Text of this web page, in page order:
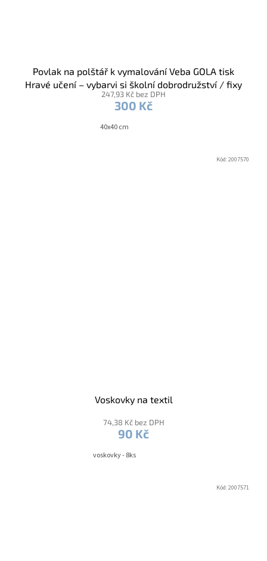
Povlak na polštář k vymalování Veba GOLA tisk
Hravé učení – vybarvi si školní dobrodružství / fixy
247,93 Kč bez DPH
300 Kč
40x40 cm
Voskovky na textil
74,38 Kč bez DPH
90 Kč
voskovky - 8ks
Kód:2007570
Kód:2007571